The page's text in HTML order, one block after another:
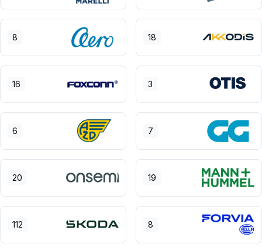
8 18
16 3
6 7
20 19
112 8